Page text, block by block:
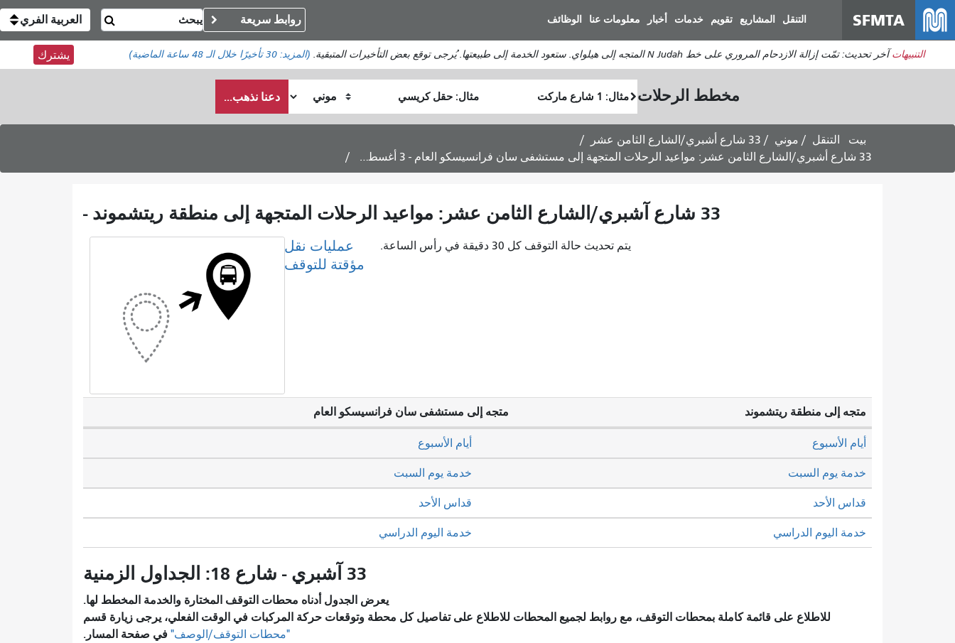
المحتوى
الرئيسي
SFMTA التنقل المشاريع تقويم خدمات أخبار معلومات عنا الوظائف روابط سريعة العربية الفري
التنبيهات آخر تحديث: تمّت إزالة الازدحام المروري على خط N Judah المتجه إلى هيلواي. ستعود الخدمة إلى طبيعتها. يُرجى توقع بعض التأخيرات المتبقية. (المزيد:30 تأخيرًا خلال الـ 48 ساعة الماضية) يشترك
مخطط الرحلات
البداية
النهاية
كيف
أرغب
السفر
دعنا نذهب...
بيت التنقل موني
33 شارع أشبري/الشارع الثامن عشر
33 شارع أشبري/الشارع الثامن عشر: مواعيد الرحلات المتجهة إلى مستشفى سان فرانسيسكو العام - 3 أغسطس 2026
33 شارع آشبري/الشارع الثامن عشر: مواعيد الرحلات المتجهة إلى منطقة ريتشموند -
عمليات نقل
مؤقتة للتوقف
يتم تحديث حالة التوقف كل 30 دقيقة في رأس الساعة.
متجه إلى منطقة ريتشموند متجه إلى مستشفى سان فرانسيسكو العام
خدمة يوم السبت خدمة يوم السبت
قداس الأحد قداس الأحد
أيام الأسبوع أيام الأسبوع
خدمة اليوم الدراسي خدمة اليوم الدراسي
33 آشبري - شارع 18: الجداول الزمنية
يعرض الجدول أدناه محطات التوقف المختارة والخدمة المخطط لها.
للاطلاع على قائمة كاملة بمحطات التوقف، مع روابط لجميع المحطات للاطلاع على تفاصيل كل محطة وتوقعات حركة المركبات في الوقت الفعلي، يرجى زيارة قسم
"محطات التوقف/الوصف" في صفحة المسار.